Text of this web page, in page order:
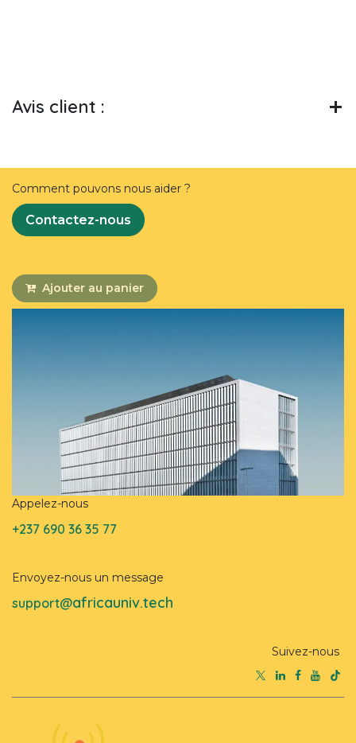
Avis client :
Comment pouvons nous aider ?
Contactez-nous
Ajouter au panier
Appelez-nous
+237 690 36 35 77
Envoyez-nous un message
support@africauniv.tech
Suivez-nous